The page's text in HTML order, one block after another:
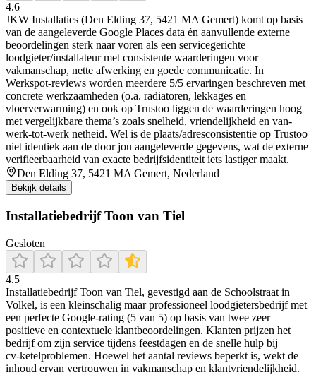
4.6
JKW Installaties (Den Elding 37, 5421 MA Gemert) komt op basis
van de aangeleverde Google Places data én aanvullende externe
beoordelingen sterk naar voren als een servicegerichte
loodgieter/installateur met consistente waarderingen voor
vakmanschap, nette afwerking en goede communicatie. In
Werkspot-reviews worden meerdere 5/5 ervaringen beschreven met
concrete werkzaamheden (o.a. radiatoren, lekkages en
vloerverwarming) en ook op Trustoo liggen de waarderingen hoog
met vergelijkbare thema’s zoals snelheid, vriendelijkheid en van-
werk-tot-werk netheid. Wel is de plaats/adresconsistentie op Trustoo
niet identiek aan de door jou aangeleverde gegevens, wat de externe
verifieerbaarheid van exacte bedrijfsidentiteit iets lastiger maakt.
Den Elding 37, 5421 MA Gemert, Nederland
Bekijk details
Installatiebedrijf Toon van Tiel
Gesloten
4.5
Installatiebedrijf Toon van Tiel, gevestigd aan de Schoolstraat in
Volkel, is een kleinschalig maar professioneel loodgietersbedrijf met
een perfecte Google‑rating (5 van 5) op basis van twee zeer
positieve en contextuele klantbeoordelingen. Klanten prijzen het
bedrijf om zijn service tijdens feestdagen en de snelle hulp bij
cv‑ketelproblemen. Hoewel het aantal reviews beperkt is, wekt de
inhoud ervan vertrouwen in vakmanschap en klantvriendelijkheid.